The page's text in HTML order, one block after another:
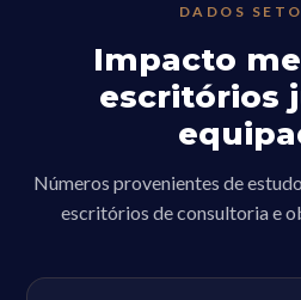
DADOS
Impacto
escritórios
Números provenientes de
escritórios de consultoria e